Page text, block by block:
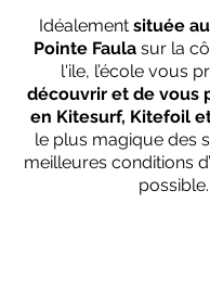
Idéalement située
Pointe Faula sur la
l'ile, l’école vous
découvrir et de vous
en Kitesurf, Kitefoil
le plus magique des
meilleures conditions
possible.